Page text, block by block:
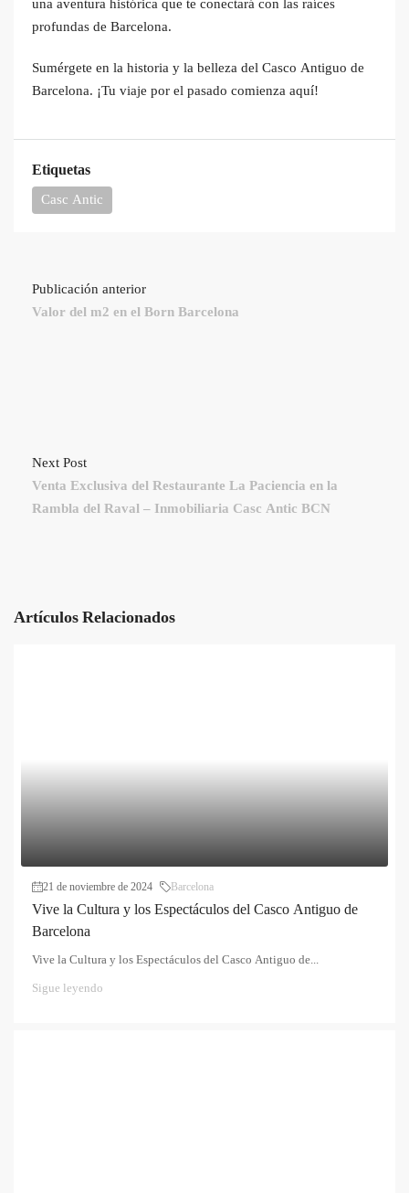
una aventura histórica que te conectará con las raíces
profundas de Barcelona.
Sumérgete en la historia y la belleza del Casco Antiguo de
Barcelona. ¡Tu viaje por el pasado comienza aquí!
Etiquetas
Casc Antic
Publicación anterior
Valor del m2 en el Born Barcelona
Next Post
Venta Exclusiva del Restaurante La Paciencia en la
Rambla del Raval – Inmobiliaria Casc Antic BCN
Artículos Relacionados
21 de noviembre de 2024 Barcelona
Vive la Cultura y los Espectáculos del Casco Antiguo de
Barcelona
Vive la Cultura y los Espectáculos del Casco Antiguo de...
Sigue leyendo